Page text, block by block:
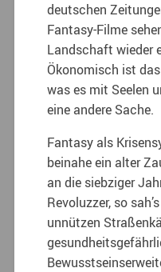
deutschen
Fantasy-Filme
Landschaft wieder
Ökonomisch ist
was es mit Seelen
eine andere Sache.
Fantasy als
beinahe ein alter
an die siebziger
Revoluzzer, so
unnützen